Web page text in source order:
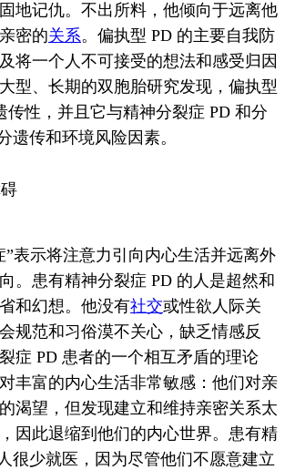
地记仇。 不出所料，他倾向于远离他
密的关系。 偏执型 PD 的主要自我防
及将一个人不可接受的想法和感受归因
型、长期的双胞胎研究发现，偏执型
传性，并且它与精神分裂症 PD 和分
遗传和环境风险因素。
”表示将注意力引向内心生活并远离外
。 患有精神分裂症 PD 的人是超然和
和幻想。 他没有社交或性欲 人际关
规范和习俗漠不关心，缺乏情感反
症 PD 患者的一个相互矛盾的理论
丰富的内心生活非常敏感：他们对亲
渴望，但发现建立和维持亲密关系太
因此退缩到他们的内心世界。 患有精
很少就医，因为尽管他们不愿意建立